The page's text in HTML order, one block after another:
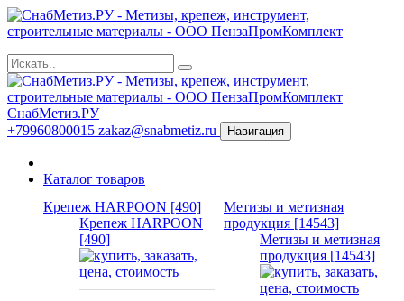
СнабМетиз.РУ
+79960800015 zakaz@snabmetiz.ru Навигация
Каталог товаров
Крепеж HARPOON [490]
Крепеж HARPOON
[490]
Метизы и метизная
продукция [14543]
Метизы и метизная
продукция [14543]